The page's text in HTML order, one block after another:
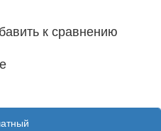
к сравнению